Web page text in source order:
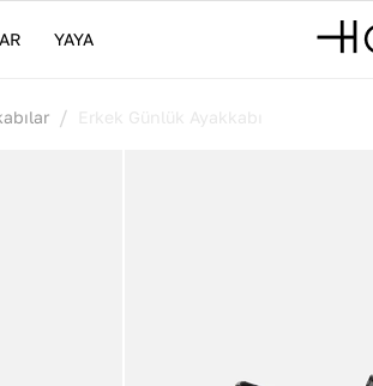
YAYA
/ Erkek Günlük Ayakkabı